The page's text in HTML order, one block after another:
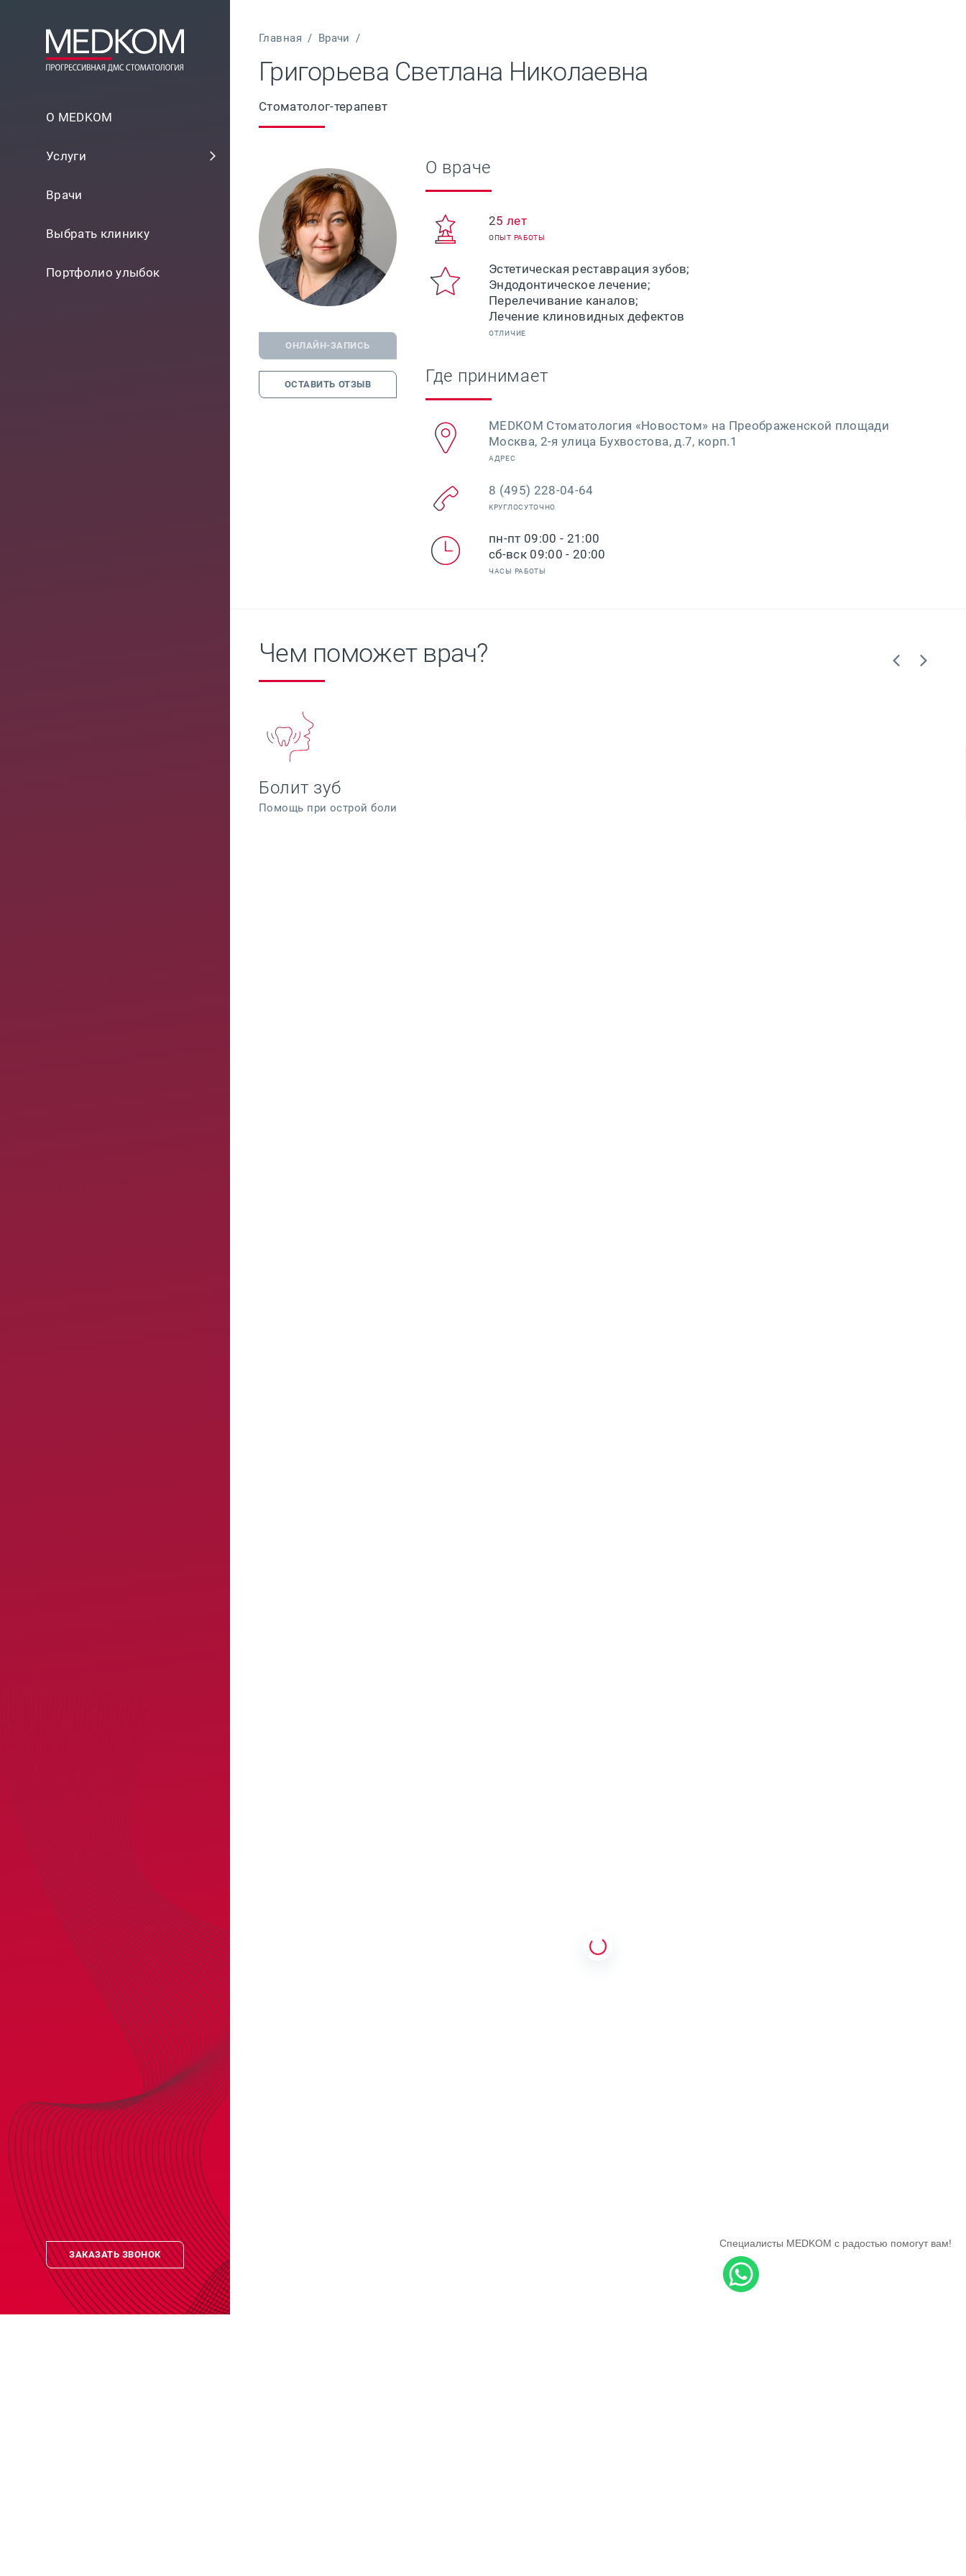
О MEDKOM
Услуги
Врачи
Выбрать клинику
Портфолио улыбок
ЗАКАЗАТЬ ЗВОНОК
Главная / Врачи /
Григорьева Светлана Николаевна
Стоматолог-терапевт
ОНЛАЙН-ЗАПИСЬ
ОСТАВИТЬ ОТЗЫВ
О враче
25 лет
ОПЫТ РАБОТЫ
Эстетическая реставрация зубов;
Эндодонтическое лечение;
Перелечивание каналов;
Лечение клиновидных дефектов
ОТЛИЧИЕ
Где принимает
МЕDКОМ Стоматология «Новостом» на Преображенской площади
Москва, 2-я улица Бухвостова, д.7, корп.1
АДРЕС
8 (495) 228-04-64
КРУГЛОСУТОЧНО
пн-пт 09:00 - 21:00
сб-вск 09:00 - 20:00
ЧАСЫ РАБОТЫ
Чем поможет врач?
Болит зуб
Помощь при острой боли
Специалисты MEDKOM с радостью помогут вам!